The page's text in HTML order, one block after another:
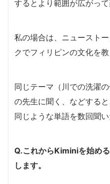
するとより範囲が広がって
私の場合は、ニュースト
クでフィリピンの文化を
同じテーマ（川での洗濯
の先生に聞く、などする
同じような単語を数回聞い
Q.これからKiminiを始め
します。